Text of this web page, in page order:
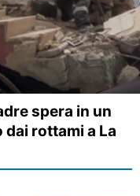
spera in un
rottami a La